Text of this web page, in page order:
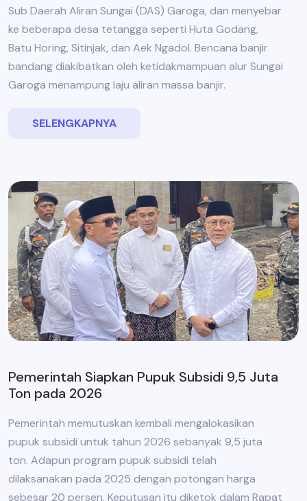
Sub Daerah Aliran Sungai (DAS) Garoga, dan menyebar
ke beberapa desa tetangga seperti Huta Godang,
Batu Horing, Sitinjak, dan Aek Ngadol. Bencana banjir
bandang diakibatkan oleh ketidakmampuan alur Sungai
Garoga menampung laju aliran massa banjir.
SELENGKAPNYA
Pemerintah Siapkan Pupuk Subsidi 9,5 Juta
Ton pada 2026
Pemerintah memutuskan kembali mengalokasikan
pupuk subsidi untuk tahun 2026 sebanyak 9,5 juta
ton. Adapun program pupuk subsidi telah
dilaksanakan pada 2025 dengan potongan harga
sebesar 20 persen. Keputusan itu diketok dalam Rapat